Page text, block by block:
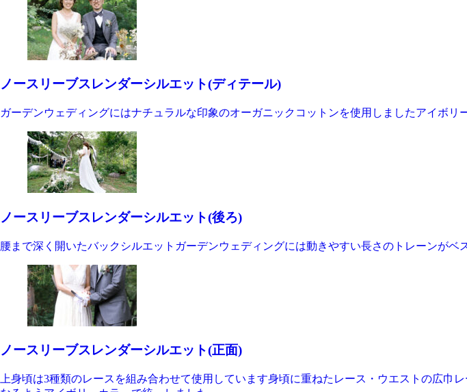
ノースリーブスレンダーシルエット(ディテール)
ガーデンウェディングにはナチュラルな印象のオーガニックコットンを使用しましたアイボ
ノースリーブスレンダーシルエット(後ろ)
腰まで深く開いたバックシルエットガーデンウェディングには動きやすい長さのトレーンがベ
ノースリーブスレンダーシルエット(正面)
上身頃は3種類のレースを組み合わせて使用しています身頃に重ねたレース・ウエストの広